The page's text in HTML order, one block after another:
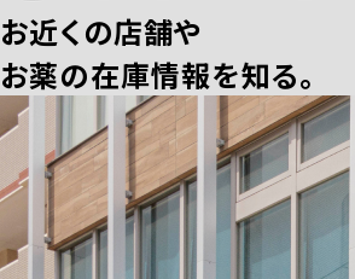
お近くの店舗や
お薬の在庫情報を知る。